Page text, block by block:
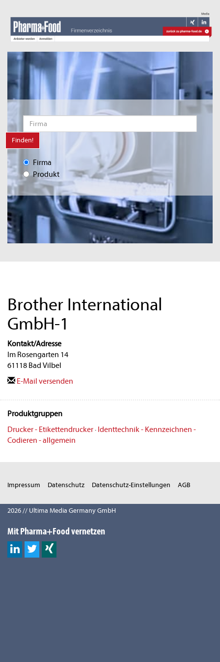
Finden!
Firma
Produkt
Brother International
GmbH-1
Kontakt/Adresse
Im Rosengarten 14
61118 Bad Vilbel
E-Mail versenden
Produktgruppen
Drucker - Etikettendrucker· Identtechnik - Kennzeichnen -
Codieren - allgemein
Impressum Datenschutz Datenschutz-Einstellungen AGB
2026 // Ultima Media Germany GmbH
Mit Pharma+Food vernetzen